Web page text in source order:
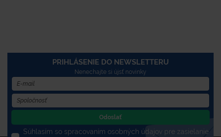
PRIHLÁSENIE DO NEWSLETTERU
Nenechajte si újsť novinky
Odoslať
Súhlasím so spracovaním osobných údajov pre zasielanie